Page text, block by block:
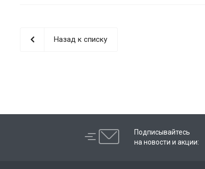
Назад к списку
Подписывайтесь
на новости и акции: